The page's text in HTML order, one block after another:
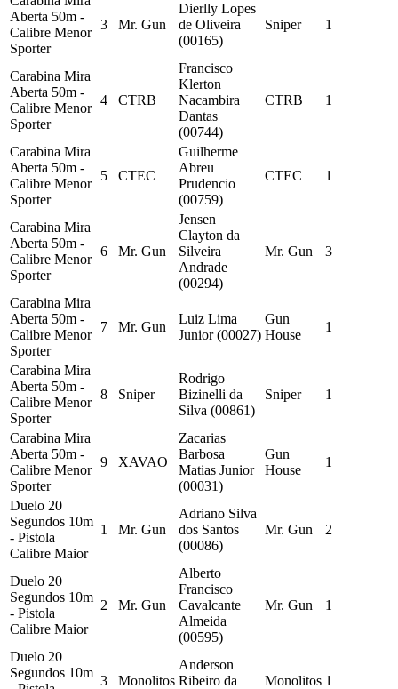
Aberta 50m -
Calibre Menor
Sporter
3 Mr. Gun
Dierlly Lopes
de Oliveira
(00165)
Sniper 1
Carabina Mira
Aberta 50m -
Calibre Menor
Sporter
4 CTRB
Francisco
Klerton
Nacambira
Dantas
(00744)
CTRB 1
Carabina Mira
Aberta 50m -
Calibre Menor
Sporter
5 CTEC
Guilherme
Abreu
Prudencio
(00759)
CTEC 1
Carabina Mira
Aberta 50m -
Calibre Menor
Sporter
6 Mr. Gun
Jensen
Clayton da
Silveira
Andrade
(00294)
Mr. Gun 3
Carabina Mira
Aberta 50m -
Calibre Menor
Sporter
7 Mr. Gun
Luiz Lima
Junior (00027)
Gun
House
1
Carabina Mira
Aberta 50m -
Calibre Menor
Sporter
8 Sniper
Rodrigo
Bizinelli da
Silva (00861)
Sniper 1
Carabina Mira
Aberta 50m -
Calibre Menor
Sporter
9 XAVAO
Zacarias
Barbosa
Matias Junior
(00031)
Gun
House
1
Duelo 20
Segundos 10m
- Pistola
Calibre Maior
1 Mr. Gun
Adriano Silva
dos Santos
(00086)
Mr. Gun 2
Duelo 20
Segundos 10m
- Pistola
Calibre Maior
2 Mr. Gun
Alberto
Francisco
Cavalcante
Almeida
(00595)
Mr. Gun 1
Duelo 20
Segundos 10m
3 Monolitos
Anderson
Ribeiro da
Monolitos 1